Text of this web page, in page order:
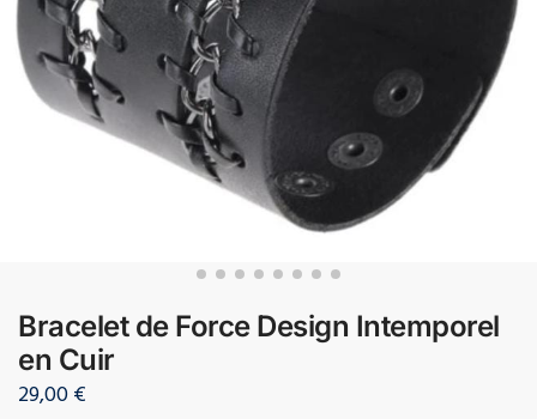
Bracelet de Force Design Intemporel
en Cuir
29,00€